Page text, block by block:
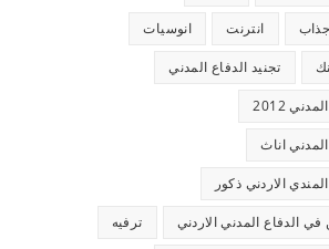
انترنت انوسيات
تجنيد الدفاع المدني
2012
اناث
الاردني ذكور
في الدفاع المدني الاردني ترفيه